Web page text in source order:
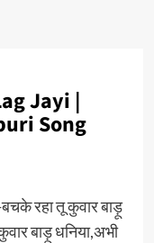
Jayi |
Song
रहा तू कुवार बाड़ू
बाड़ू धनिया,अभी